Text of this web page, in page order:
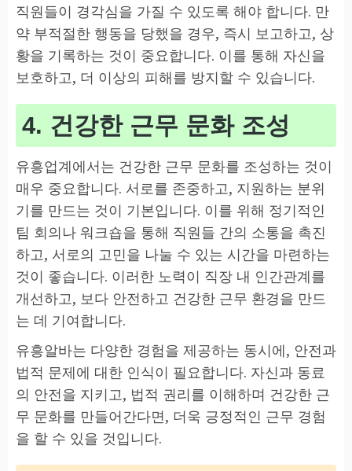
직원들이 경각심을 가질 수 있도록 해야 합니다. 만
약 부적절한 행동을 당했을 경우, 즉시 보고하고, 상
황을 기록하는 것이 중요합니다. 이를 통해 자신을
보호하고, 더 이상의 피해를 방지할 수 있습니다.
4. 건강한 근무 문화 조성
유흥업계에서는 건강한 근무 문화를 조성하는 것이
매우 중요합니다. 서로를 존중하고, 지원하는 분위
기를 만드는 것이 기본입니다. 이를 위해 정기적인
팀 회의나 워크숍을 통해 직원들 간의 소통을 촉진
하고, 서로의 고민을 나눌 수 있는 시간을 마련하는
것이 좋습니다. 이러한 노력이 직장 내 인간관계를
개선하고, 보다 안전하고 건강한 근무 환경을 만드
는 데 기여합니다.
유흥알바는 다양한 경험을 제공하는 동시에, 안전과
법적 문제에 대한 인식이 필요합니다. 자신과 동료
의 안전을 지키고, 법적 권리를 이해하며 건강한 근
무 문화를 만들어간다면, 더욱 긍정적인 근무 경험
을 할 수 있을 것입니다.